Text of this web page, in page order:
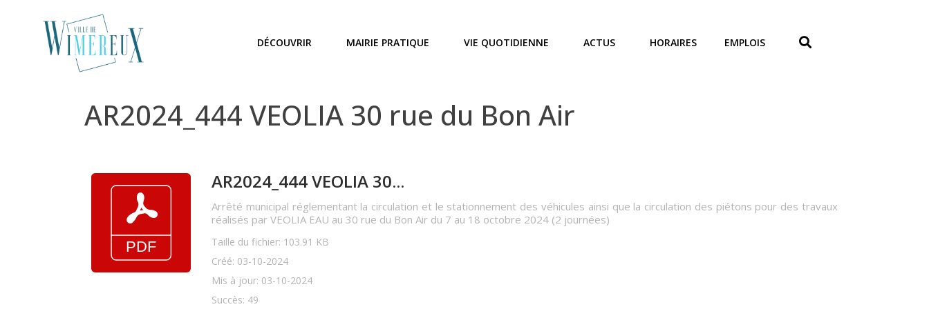
DÉCOUVRIR MAIRIE PRATIQUE VIE QUOTIDIENNE ACTUS HORAIRES EMPLOIS
AR2024_444 VEOLIA 30 rue du Bon Air
AR2024_444 VEOLIA 30...
Arrêté municipal réglementant la circulation et le stationnement des véhicules ainsi que la circulation des piétons pour des travaux
réalisés par VEOLIA EAU au 30 rue du Bon Air du 7 au 18 octobre 2024 (2 journées)
Taille du fichier: 103.91 KB
Créé: 03-10-2024
Mis à jour: 03-10-2024
Succès: 49